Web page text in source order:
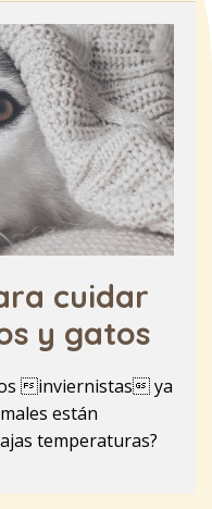
cuidar
y gatos
inviernistas ya
están
temperaturas?